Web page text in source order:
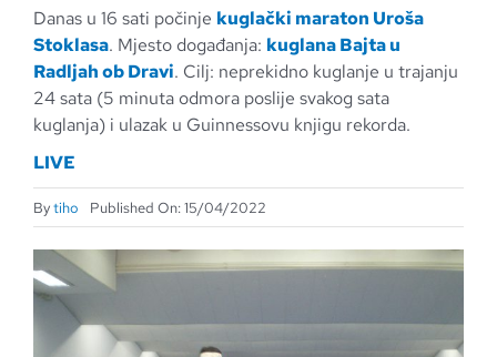
Danas u 16 sati počinje kuglački maraton Uroša
Stoklasa. Mjesto događanja: kuglana Bajta u
Radljah ob Dravi. Cilj: neprekidno kuglanje u trajanju
24 sata (5 minuta odmora poslije svakog sata
kuglanja) i ulazak u Guinnessovu knjigu rekorda.
LIVE
Bytiho Published On: 15/04/2022